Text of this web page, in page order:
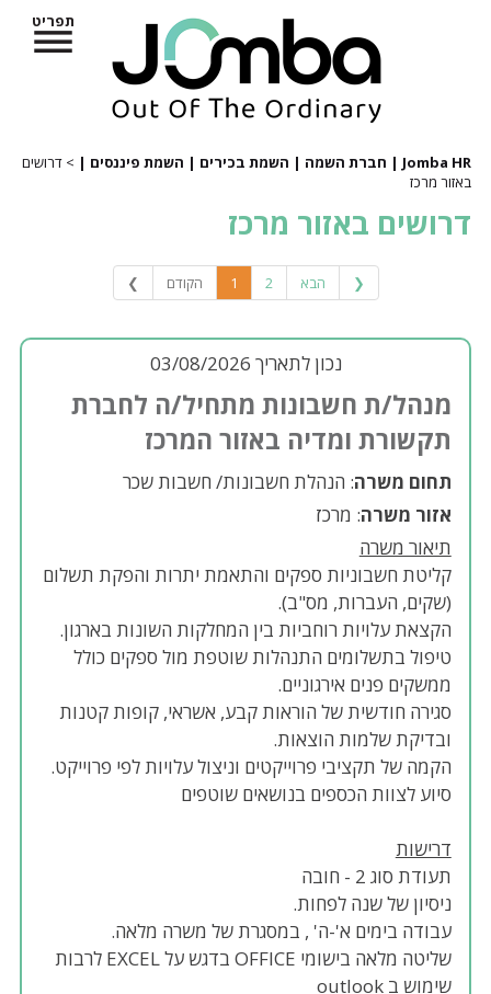
תפריט
Jomba HR | חברת השמה | השמת בכירים | השמת פיננסים |
> דרושים
באזור מרכז
דרושים באזור מרכז
❯ הקודם 1 2 הבא ❮
נכון לתאריך 03/08/2026
מנהל/ת חשבונות מתחיל/ה לחברת
תקשורת ומדיה באזור המרכז
תחום משרה: הנהלת חשבונות/ חשבות שכר
אזור משרה: מרכז
תיאור משרה
קליטת חשבוניות ספקים והתאמת יתרות והפקת תשלום
(שקים, העברות, מס"ב).
הקצאת עלויות רוחביות בין המחלקות השונות בארגון.
טיפול בתשלומים התנהלות שוטפת מול ספקים כולל
ממשקים פנים אירגוניים.
סגירה חודשית של הוראות קבע, אשראי, קופות קטנות
ובדיקת שלמות הוצאות.
הקמה של תקציבי פרוייקטים וניצול עלויות לפי פרוייקט.
סיוע לצוות הכספים בנושאים שוטפים
דרישות
תעודת סוג 2 - חובה
ניסיון של שנה לפחות.
עבודה בימים א'-ה' , במסגרת של משרה מלאה.
שליטה מלאה בישומי OFFICE בדגש על EXCEL לרבות
שימוש ב outlook